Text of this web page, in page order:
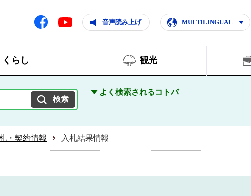
あいともに輝く住みよいまち
Facebook Youtube 音声読み上げ MULTILINGUAL
くらし 観光
よく検索されるコトバ
・契約情報 入札結果情報